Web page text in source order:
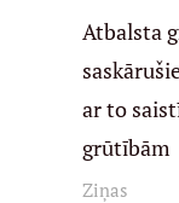
Atbalsta
ar to
grūtībām
Ziņas